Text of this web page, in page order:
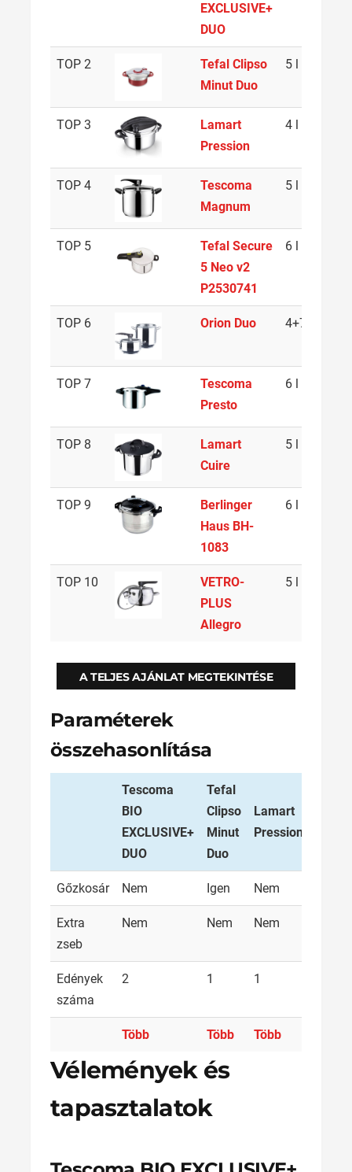
EXCLUSIVE+
DUO
TOP 2
Tefal Clipso
Minut Duo
5 l
TOP 3
Lamart
Pression
4 l
TOP 4
Tescoma
Magnum
5 l
TOP 5
Tefal Secure
5 Neo v2
P2530741
6 l
TOP 6 Orion Duo 4+7 l
TOP 7
Tescoma
Presto
6 l
TOP 8
Lamart
Cuire
5 l
TOP 9
Berlinger
Haus BH-
1083
6 l
TOP 10
VETRO-
PLUS
Allegro
5 l
A TELJES AJÁNLAT MEGTEKINTÉSE
Paraméterek
összehasonlítása
Tescoma
BIO
EXCLUSIVE+
DUO
Tefal
Clipso
Minut
Duo
Lamart
Pression
Gőzkosár Nem Igen Nem
Extra
zseb
Nem Nem Nem
Edények
száma
2 1 1
Több Több Több
Vélemények és
tapasztalatok